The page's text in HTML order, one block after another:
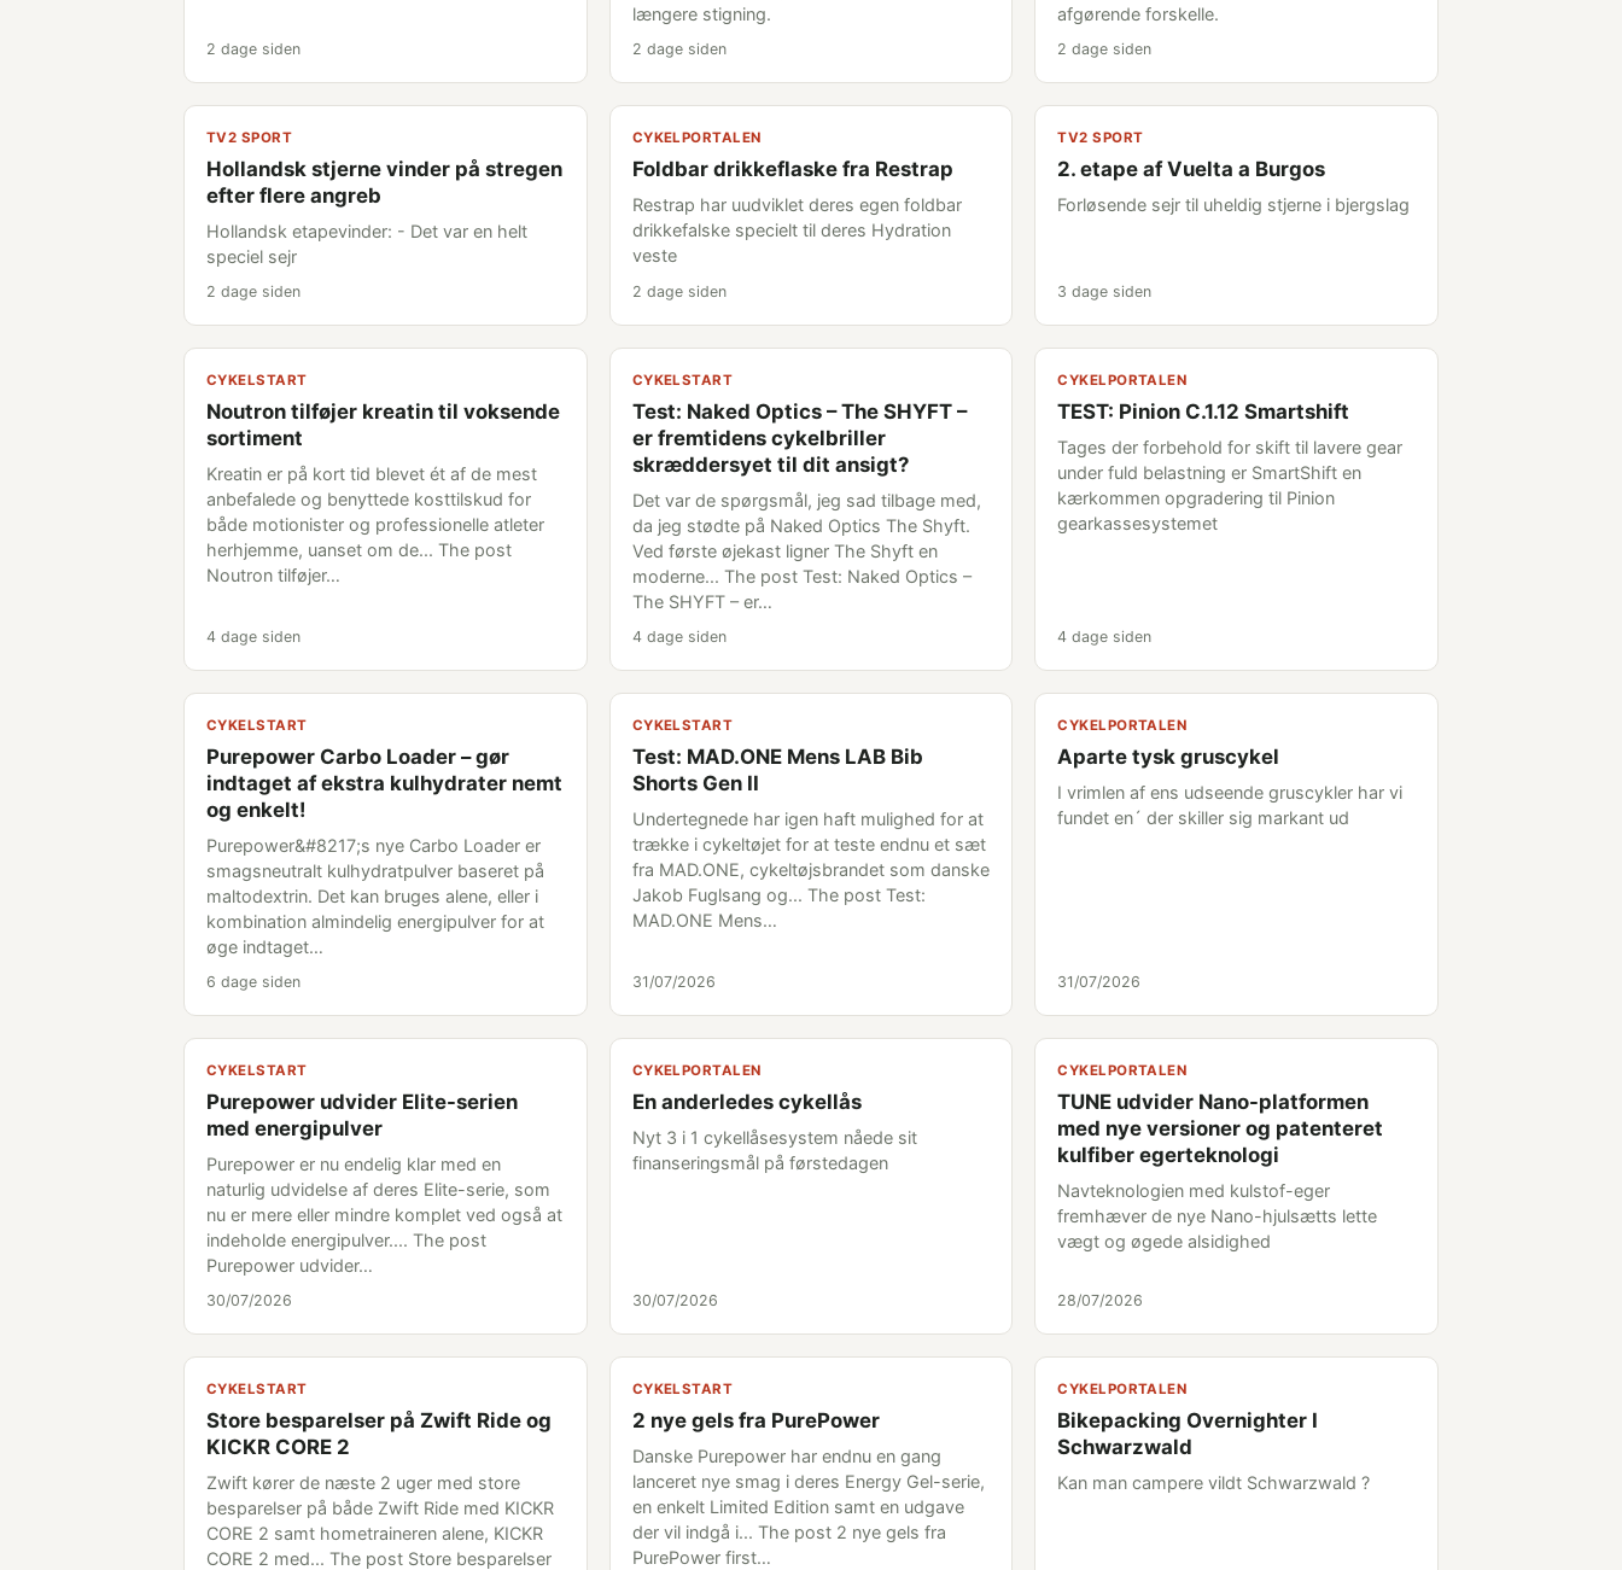
2 dage siden
længere stigning.
2 dage siden
afgørende forskelle.
2 dage siden
TV2 SPORT
Hollandsk stjerne vinder på stregen
efter flere angreb
Hollandsk etapevinder: - Det var en helt
speciel sejr
2 dage siden
CYKELPORTALEN
Foldbar drikkeflaske fra Restrap
Restrap har uudviklet deres egen foldbar
drikkefalske specielt til deres Hydration
veste
2 dage siden
TV2 SPORT
2. etape af Vuelta a Burgos
Forløsende sejr til uheldig stjerne i bjergslag
3 dage siden
CYKELSTART
Noutron tilføjer kreatin til voksende
sortiment
Kreatin er på kort tid blevet ét af de mest
anbefalede og benyttede kosttilskud for
både motionister og professionelle atleter
herhjemme, uanset om de... The post
Noutron tilføjer…
4 dage siden
CYKELSTART
Test: Naked Optics – The SHYFT –
er fremtidens cykelbriller
skræddersyet til dit ansigt?
Det var de spørgsmål, jeg sad tilbage med,
da jeg stødte på Naked Optics The Shyft.
Ved første øjekast ligner The Shyft en
moderne... The post Test: Naked Optics –
The SHYFT – er…
4 dage siden
CYKELPORTALEN
TEST: Pinion C.1.12 Smartshift
Tages der forbehold for skift til lavere gear
under fuld belastning er SmartShift en
kærkommen opgradering til Pinion
gearkassesystemet
4 dage siden
CYKELSTART
Purepower Carbo Loader – gør
indtaget af ekstra kulhydrater nemt
og enkelt!
Purepower&#8217;s nye Carbo Loader er
smagsneutralt kulhydratpulver baseret på
maltodextrin. Det kan bruges alene, eller i
kombination almindelig energipulver for at
øge indtaget…
6 dage siden
CYKELSTART
Test: MAD.ONE Mens LAB Bib
Shorts Gen II
Undertegnede har igen haft mulighed for at
trække i cykeltøjet for at teste endnu et sæt
fra MAD.ONE, cykeltøjsbrandet som danske
Jakob Fuglsang og... The post Test:
MAD.ONE Mens…
31/07/2026
CYKELPORTALEN
Aparte tysk gruscykel
I vrimlen af ens udseende gruscykler har vi
fundet en´ der skiller sig markant ud
31/07/2026
CYKELSTART
Purepower udvider Elite-serien
med energipulver
Purepower er nu endelig klar med en
naturlig udvidelse af deres Elite-serie, som
nu er mere eller mindre komplet ved også at
indeholde energipulver.... The post
Purepower udvider…
30/07/2026
CYKELPORTALEN
En anderledes cykellås
Nyt 3 i 1 cykellåsesystem nåede sit
finanseringsmål på førstedagen
30/07/2026
CYKELPORTALEN
TUNE udvider Nano-platformen
med nye versioner og patenteret
kulfiber egerteknologi
Navteknologien med kulstof-eger
fremhæver de nye Nano-hjulsætts lette
vægt og øgede alsidighed
28/07/2026
CYKELSTART
Store besparelser på Zwift Ride og
KICKR CORE 2
Zwift kører de næste 2 uger med store
besparelser på både Zwift Ride med KICKR
CORE 2 samt hometraineren alene, KICKR
CORE 2 med... The post Store besparelser
CYKELSTART
2 nye gels fra PurePower
Danske Purepower har endnu en gang
lanceret nye smag i deres Energy Gel-serie,
en enkelt Limited Edition samt en udgave
der vil indgå i... The post 2 nye gels fra
PurePower first…
CYKELPORTALEN
Bikepacking Overnighter I
Schwarzwald
Kan man campere vildt Schwarzwald ?